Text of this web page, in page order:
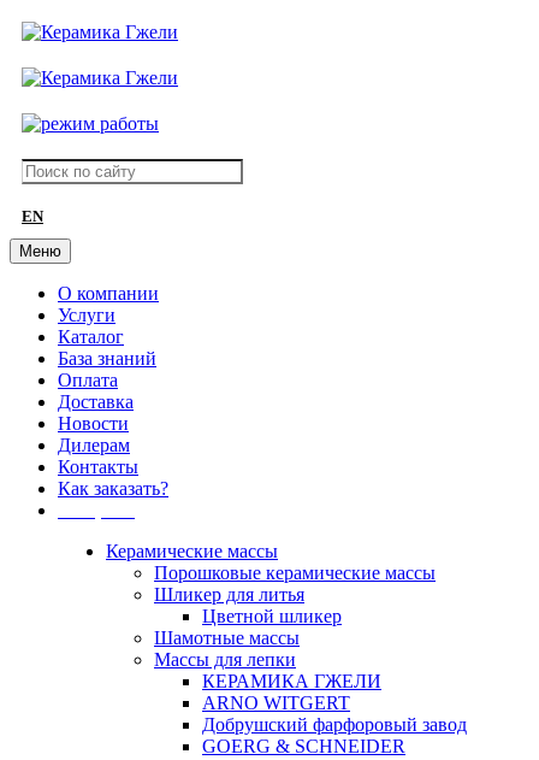
EN
Меню
О компании
Услуги
Каталог
База знаний
Оплата
Доставка
Новости
Дилерам
Контакты
Как заказать?
Керамические массы
Порошковые керамические массы
Шликер для литья
Цветной шликер
Шамотные массы
Массы для лепки
КЕРАМИКА ГЖЕЛИ
ARNO WITGERT
Добрушский фарфоровый завод
GOERG & SCHNEIDER